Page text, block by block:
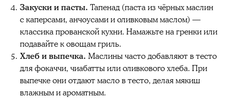
Закуски и пасты. Тапенад (паста из чёрных маслин
с каперсами, анчоусами и оливковым маслом) —
классика прованской кухни. Намажьте на гренки или
подавайте к овощам гриль.
Хлеб и выпечка. Маслины часто добавляют в тесто
для фокаччи, чиабатты или оливкового хлеба. При
выпечке они отдают масло в тесто, делая мякиш
влажным и ароматным.